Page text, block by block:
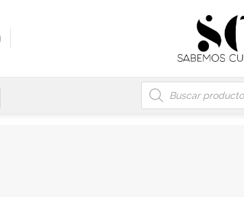
Búsqueda
de
productos